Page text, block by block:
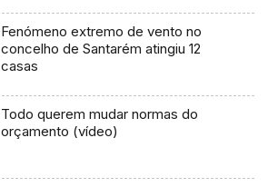
Fenómeno extremo de vento no
concelho de Santarém atingiu 12
casas
Todo querem mudar normas do
orçamento (vídeo)